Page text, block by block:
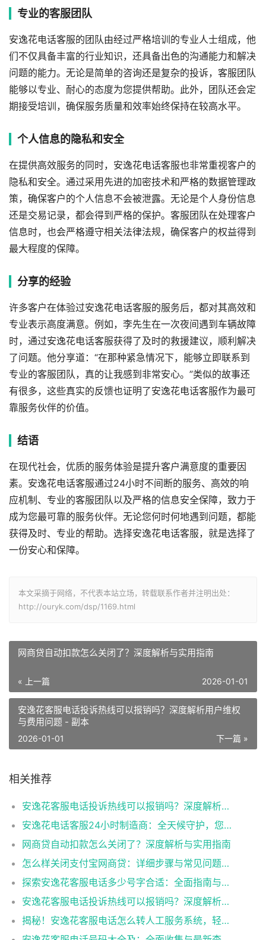
专业的客服团队
安逸花电话客服的团队由经过严格培训的专业人士组成，他
们不仅具备丰富的行业知识，还具备出色的沟通能力和解决
问题的能力。无论是简单的咨询还是复杂的投诉，客服团队
能够以专业、耐心的态度为您提供帮助。此外，团队还会定
期接受培训，确保服务质量和效率始终保持在较高水平。
个人信息的隐私和安全
在提供高效服务的同时，安逸花电话客服也非常重视客户的
隐私和安全。通过采用先进的加密技术和严格的数据管理政
策，确保客户的个人信息不会被泄露。无论是个人身份信息
还是交易记录，都会得到严格的保护。客服团队在处理客户
信息时，也会严格遵守相关法律法规，确保客户的权益得到
最大程度的保障。
分享的经验
许多客户在体验过安逸花电话客服的服务后，都对其高效和
专业表示高度满意。例如，李先生在一次夜间遇到车辆故障
时，通过安逸花电话客服获得了及时的救援建议，顺利解决
了问题。他分享道：“在那种紧急情况下，能够立即联系到
专业的客服团队，真的让我感到非常安心。”类似的故事还
有很多，这些真实的反馈也证明了安逸花电话客服作为最可
靠服务伙伴的价值。
结语
在现代社会，优质的服务体验是提升客户满意度的重要因
素。安逸花电话客服通过24小时不间断的服务、高效的响
应机制、专业的客服团队以及严格的信息安全保障，致力于
成为您最可靠的服务伙伴。无论您何时何地遇到问题，都能
获得及时、专业的帮助。选择安逸花电话客服，就是选择了
一份安心和保障。
本文采摘于网络，不代表本站立场，转载联系作者并注明出处：
http://ouryk.com/dsp/1169.html
网商贷自动扣款怎么关闭了？深度解析与实用指南
« 上一篇 2026-01-01
安逸花客服电话投诉热线可以报销吗？深度解析用户维权
与费用问题 - 副本
下一篇 »
2026-01-01
相关推荐
安逸花客服电话投诉热线可以报销吗？深度解析用户维权与费用问题 - 副本
安逸花电话客服24小时制造商：全天候守护，您最可靠的服务伙伴！ - 副本
网商贷自动扣款怎么关闭了？深度解析与实用指南
怎么样关闭支付宝网商贷：详细步骤与常见问题解答 - 副本
探索安逸花客服电话多少号字合适：全面指南与常见问题解答
安逸花客服电话投诉热线可以报销吗？深度解析用户维权与费用问题_1754473327
揭秘！安逸花客服电话怎么转人工服务系统，轻松解决您的困扰